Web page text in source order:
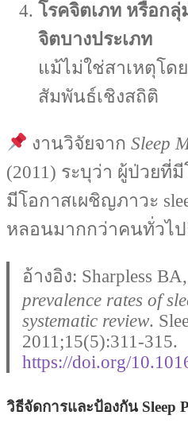
โรคจิตเภท หรือก
จิตบางประเภท
แม้ไม่ใช่สาเหตุโด
สัมพันธ์เชิงสถิติ
งานวิจัยจากSleep
(2011) ระบุว่า ผู้ป่วยที่
มีโอกาสเผชิญภาวะ
หลอนมากกว่าคนทั่วไป
อ้างอิง: Sharpless
prevalence rates of
systematic review.
2011;15(5):311-315.
https://doi.org/
วิธีจัดการและป้องกัน Sleep